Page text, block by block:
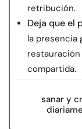
retribución.
Deja que el
la presencia
compartida.
sanar y